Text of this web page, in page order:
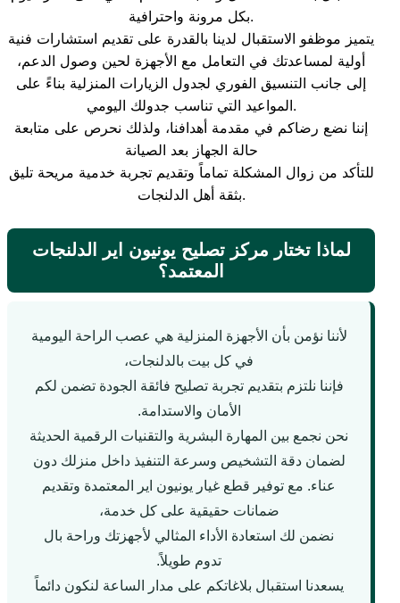
بكل مرونة واحترافية.
يتميز موظفو الاستقبال لدينا بالقدرة على تقديم استشارات فنية
أولية لمساعدتك في التعامل مع الأجهزة لحين وصول الدعم،
إلى جانب التنسيق الفوري لجدول الزيارات المنزلية بناءً على
المواعيد التي تناسب جدولك اليومي.
إننا نضع رضاكم في مقدمة أهدافنا، ولذلك نحرص على متابعة
حالة الجهاز بعد الصيانة
للتأكد من زوال المشكلة تماماً وتقديم تجربة خدمية مريحة تليق
بثقة أهل الدلنجات.
لماذا تختار مركز تصليح يونيون اير الدلنجات
المعتمد؟
لأننا نؤمن بأن الأجهزة المنزلية هي عصب الراحة اليومية
في كل بيت بالدلنجات،
فإننا نلتزم بتقديم تجربة تصليح فائقة الجودة تضمن لكم
الأمان والاستدامة.
نحن نجمع بين المهارة البشرية والتقنيات الرقمية الحديثة
لضمان دقة التشخيص وسرعة التنفيذ داخل منزلك دون
عناء. مع توفير قطع غيار يونيون اير المعتمدة وتقديم
ضمانات حقيقية على كل خدمة،
نضمن لك استعادة الأداء المثالي لأجهزتك وراحة بال
تدوم طويلاً.
يسعدنا استقبال بلاغاتكم على مدار الساعة لنكون دائماً